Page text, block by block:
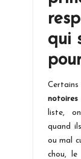
qui
notoires
liste,
quand
ou mal
chou, le